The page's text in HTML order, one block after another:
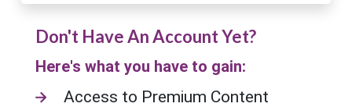
Don't Have An Account Yet?
Here's what you have to gain:
Access to Premium Content